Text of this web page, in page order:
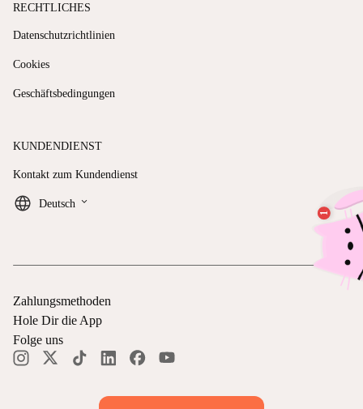
RECHTLICHES
Datenschutzrichtlinien
Cookies
Geschäftsbedingungen
KUNDENDIENST
Kontakt zum Kundendienst
Deutsch keyboard_arrow_down
Zahlungsmethoden
Hole Dir die App
Folge uns